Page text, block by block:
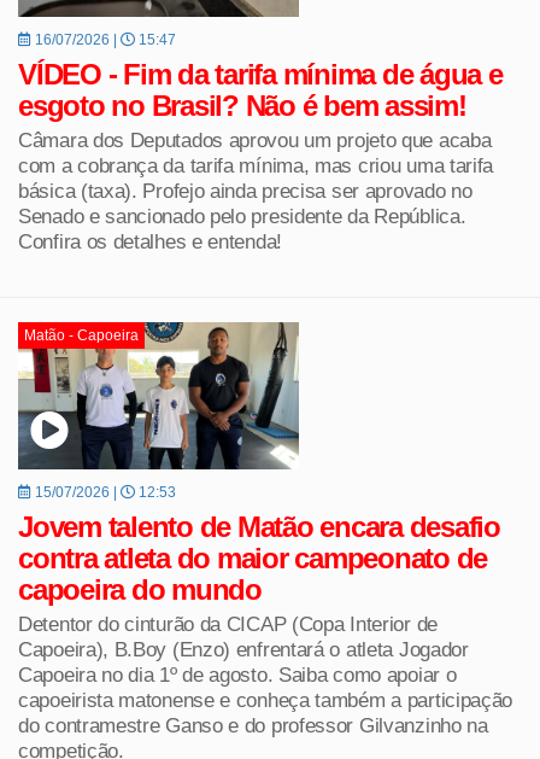
16/07/2026 | 15:47
VÍDEO - Fim da tarifa mínima de água e
esgoto no Brasil? Não é bem assim!
Câmara dos Deputados aprovou um projeto que acaba
com a cobrança da tarifa mínima, mas criou uma tarifa
básica (taxa). Profejo ainda precisa ser aprovado no
Senado e sancionado pelo presidente da República.
Confira os detalhes e entenda!
Matão - Capoeira
15/07/2026 | 12:53
Jovem talento de Matão encara desafio
contra atleta do maior campeonato de
capoeira do mundo
Detentor do cinturão da CICAP (Copa Interior de
Capoeira), B.Boy (Enzo) enfrentará o atleta Jogador
Capoeira no dia 1º de agosto. Saiba como apoiar o
capoeirista matonense e conheça também a participação
do contramestre Ganso e do professor Gilvanzinho na
competição.